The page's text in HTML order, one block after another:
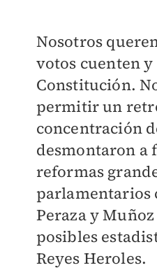
Nosotros
votos cuenten y
Constitución.
permitir un
concentración
desmontaron a
reformas
parlamentarios
Peraza y
posibles
Reyes Heroles.